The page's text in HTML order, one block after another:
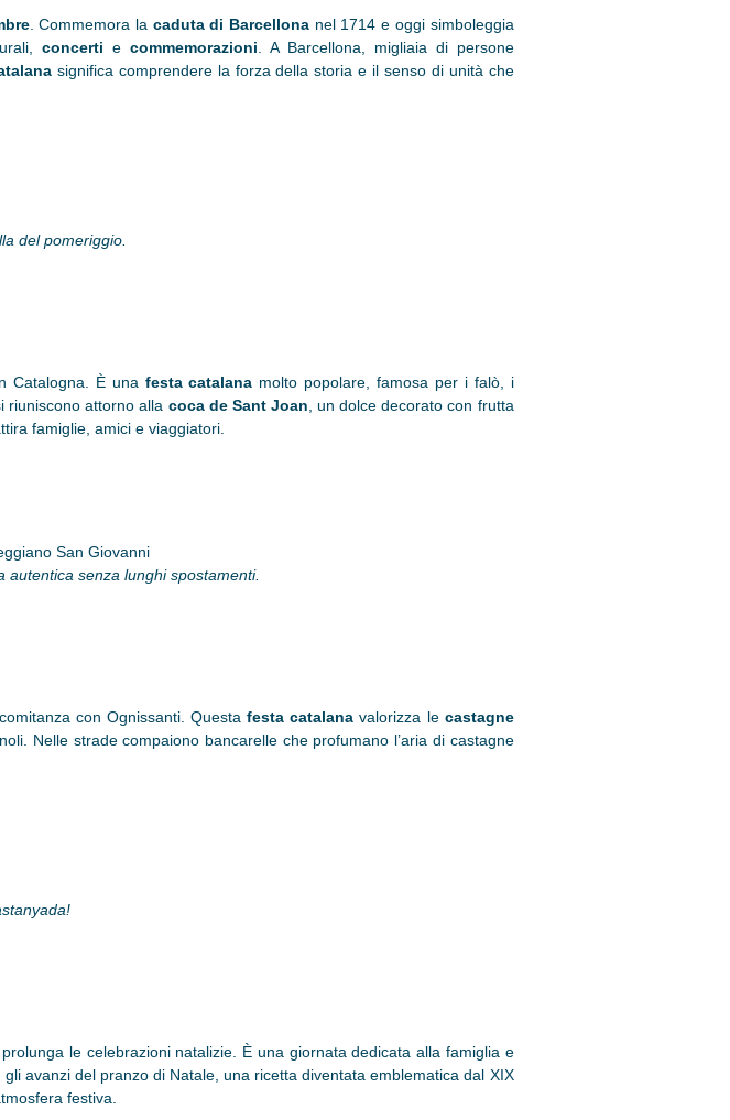
. Commemora la caduta di Barcellona nel 1714 e oggi simboleggia
concerti e commemorazioni . A Barcellona, migliaia di persone
significa comprendere la forza della storia e il senso di unità che
del pomeriggio.
Catalogna. È una festa catalana molto popolare, famosa per i falò, i
riuniscono attorno alla coca de Sant Joan , un dolce decorato con frutta
famiglie, amici e viaggiatori.
San Giovanni
autentica senza lunghi spostamenti.
con Ognissanti. Questafesta catalana valorizza le castagne
Nelle strade compaiono bancarelle che profumano l’aria di castagne
le celebrazioni natalizie. È una giornata dedicata alla famiglia e
avanzi del pranzo di Natale, una ricetta diventata emblematica dal XIX
festiva.